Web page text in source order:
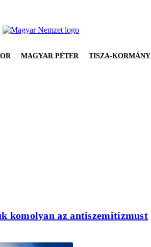
MAGYAR PÉTER TISZA-KORMÁNY
komolyan az antiszemitizmust